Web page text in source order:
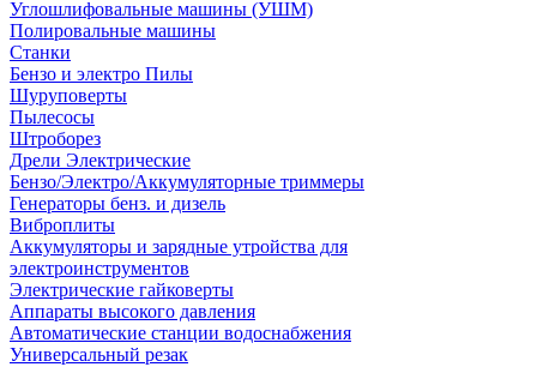
Углошлифовальные машины (УШМ)
Полировальные машины
Станки
Бензо и электро Пилы
Шуруповерты
Пылесосы
Штроборез
Дрели Электрические
Бензо/Электро/Аккумуляторные триммеры
Генераторы бенз. и дизель
Виброплиты
Аккумуляторы и зарядные утройства для
электроинструментов
Электрические гайковерты
Аппараты высокого давления
Автоматические станции водоснабжения
Универсальный резак